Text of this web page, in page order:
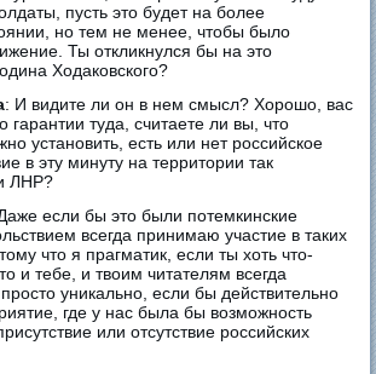
пусть это будет на более
но тем не менее, чтобы было
Ты откликнулся бы на это
Ходаковского?
: И видите ли он в нем смысл? Хорошо, вас
гарантии туда, считаете ли вы, что
установить, есть или нет российское
в эту минуту на территории так
ЛНР?
если бы это были потемкинские
всегда принимаю участие в таких
что я прагматик, если ты хоть что-
и тебе, и твоим читателям всегда
уникально, если бы действительно
где у нас была бы возможность
или отсутствие российских